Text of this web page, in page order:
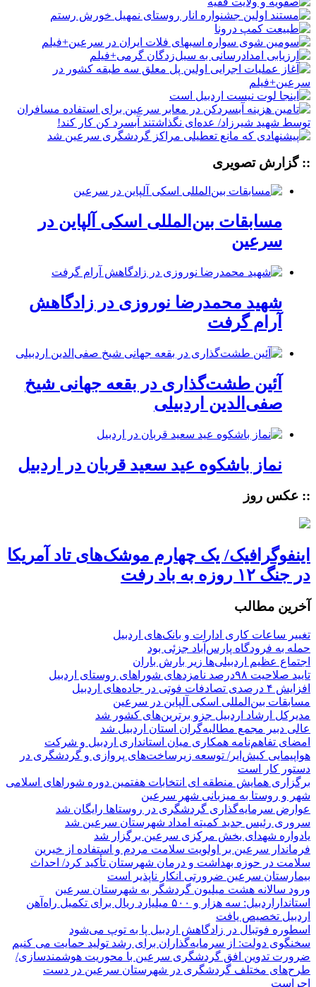
:: گزارش تصویری
مسابقات بین‌المللی اسکی آلپاین در
سرعین
شهید محمدرضا نوروزی در زادگاهش
آرام گرفت
آئین طشت‌گذاری در بقعه جهانی شیخ
صفی‌الدین اردبیلی
نماز باشکوه عید سعید قربان در اردبیل
:: عکس روز
اینفوگرافیک/ یک چهارم موشک‌های تاد آمریکا
در جنگ ۱۲ روزه به باد رفت
آخرین مطالب
تغییر ساعات کاری ادارات و بانک‌های اردبیل
حمله به فرودگاه پارس‌‌آباد جزئی بود
اجتماع عظیم اردبیلی‌ها زیر بارش باران
تایید صلاحیت ۹۸درصد نامزدهای شوراهای روستای اردبیل
افزایش ۴ درصدی تصادفات فوتی در جاده‌های اردبیل
مسابقات بین‌المللی اسکی آلپاین در سرعین
مدیرکل ارشاد اردبیل جزو برترین‌های کشور شد
عالی دبیر مجمع مطالبه‌گران استان اردبیل شد
امضای تفاهم‌نامه همکاری میان استانداری اردبیل و شرکت
هواپیمایی کیش‌ایر/ توسعه زیرساخت‌های پروازی و گردشگری در
دستور کار است
برگزاری همایش منطقه ای انتخابات هفتمین دوره شوراهای اسلامی
شهر و روستا به میزبانی شهر سرعین
عوارض سرمایه‌گذاری گردشگری در روستاها رایگان شد
سروری رئیس جدید کمیته امداد شهرستان سرعین شد
یادواره شهدای بخش مرکزی سرعین برگزار شد
فرماندار سرعین بر اولویت سلامت مردم و استفاده از خیرین
سلامت در حوزه بهداشت و درمان شهرستان تأکید کرد/ احداث
بیمارستان سرعین ضرورتی انکار ناپذیر است
ورود سالانه هشت میلیون گردشگر به شهرستان سرعین
استانداراردبیل: سه هزار و ۵۰۰ میلیارد ریال برای تکمیل راه‌آهن
اردبیل تخصیص یافت
اسطوره فوتبال در زادگاهش اردبیل پا به توپ می‌شود
سخنگوی دولت: از سرمایه‌گذاران برای رشد تولید حمایت می کنیم
ضرورت تدوین افق گردشگری سرعین با محوریت هوشمندسازی/
طرح‌های مختلف گردشگری در شهرستان سرعین در دست
اجراست